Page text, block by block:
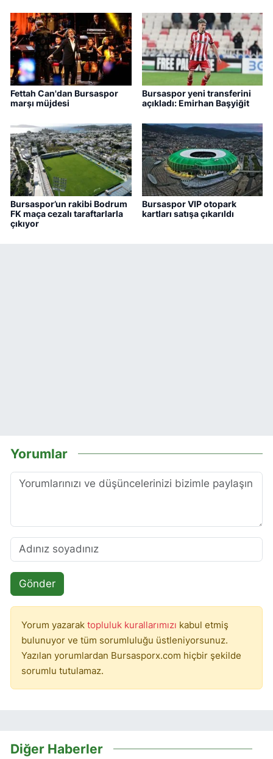
Fettah Can'dan Bursaspor
marşı müjdesi
Bursaspor yeni transferini
açıkladı: Emirhan Başyiğit
Bursaspor’un rakibi Bodrum
FK maça cezalı taraftarlarla
çıkıyor
Bursaspor VIP otopark
kartları satışa çıkarıldı
Yorumlar
Gönder
Yorum yazarak topluluk kurallarımızı kabul etmiş
bulunuyor ve tüm sorumluluğu üstleniyorsunuz.
Yazılan yorumlardan Bursasporx.com hiçbir şekilde
sorumlu tutulamaz.
Diğer Haberler